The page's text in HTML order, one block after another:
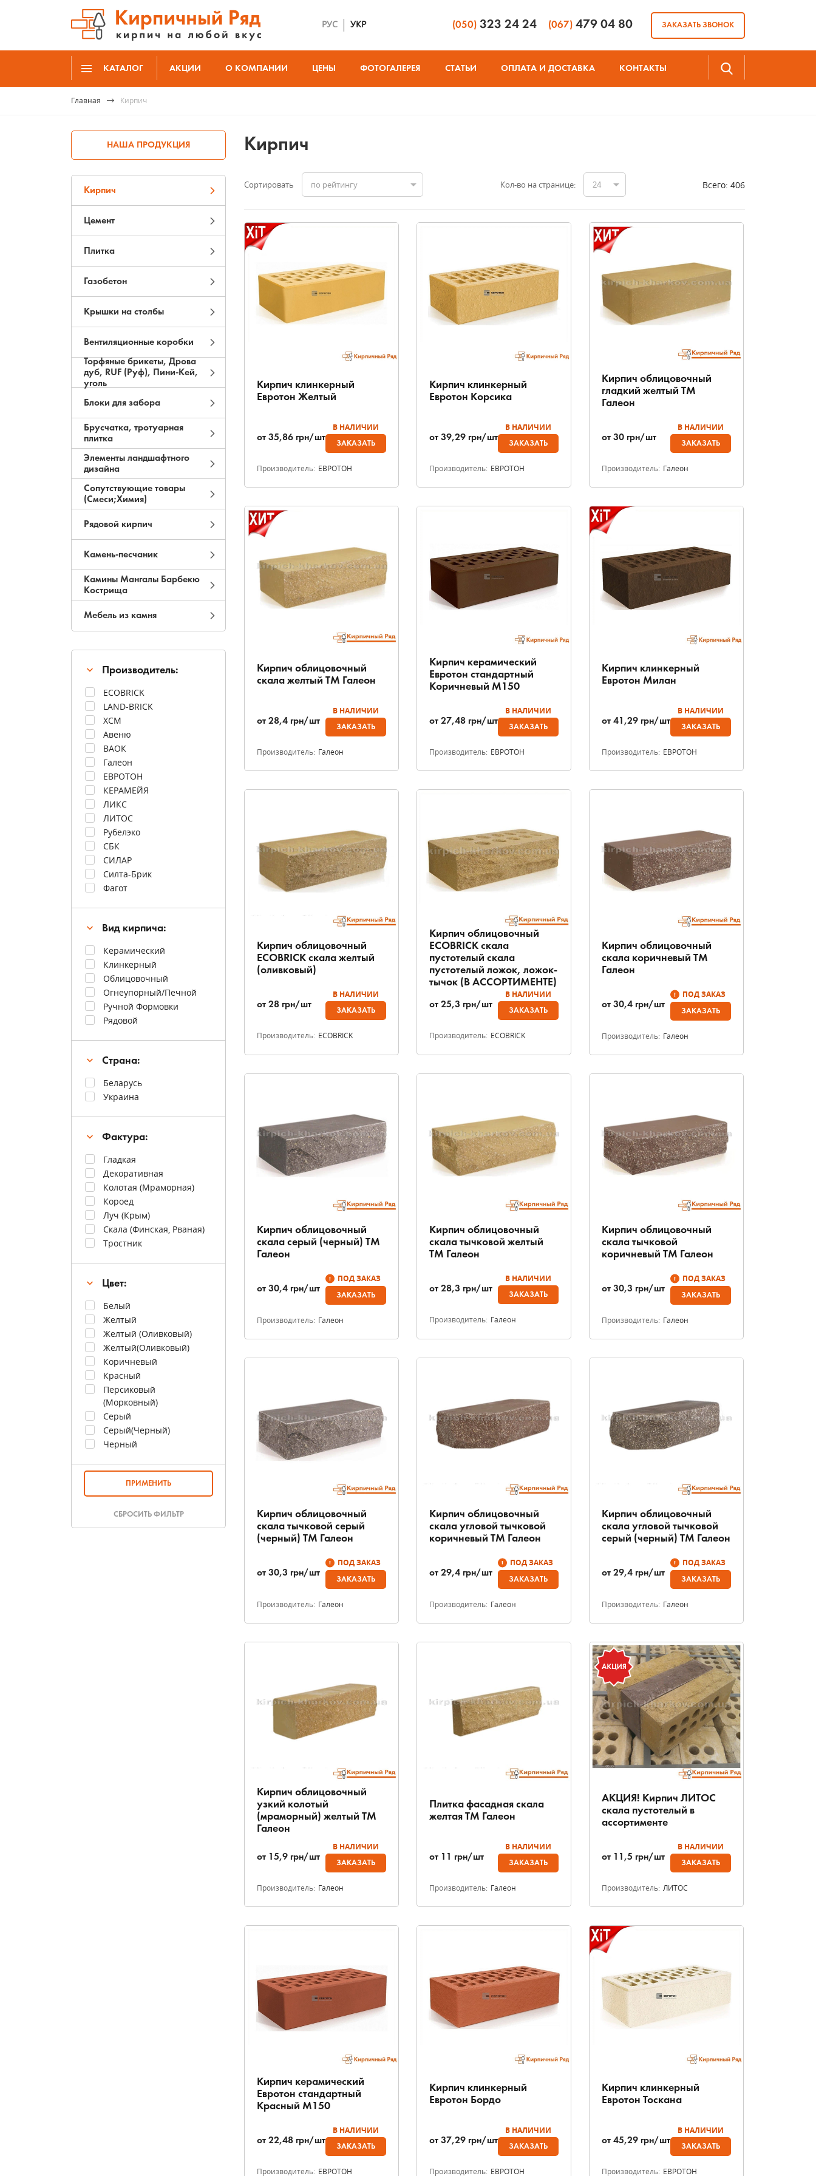
РУС УКР (050) 323 24 24 (067) 479 04 80 ЗАКАЗАТЬ ЗВОНОК
КАТАЛОГ АКЦИИ О КОМПАНИИ ЦЕНЫ ФОТОГАЛЕРЕЯ СТАТЬИ ОПЛАТА И ДОСТАВКА КОНТАКТЫ
Главная Кирпич
НАША ПРОДУКЦИЯ
Кирпич
Цемент
Плитка
Газобетон
Крышки на столбы
Вентиляционные коробки
Торфяные брикеты, Дрова
дуб, RUF (Руф), Пини-Кей,
уголь
Блоки для забора
Брусчатка, тротуарная
плитка
Элементы ландшафтного
дизайна
Сопутствующие товары
(Смеси;Химия)
Рядовой кирпич
Камень-песчаник
Камины Мангалы Барбекю
Кострища
Мебель из камня
Производитель:
ECOBRICK
LAND-BRICK
XCM
Авеню
ВАОК
Галеон
ЕВРОТОН
КЕРАМЕЙЯ
ЛИКС
ЛИТОС
Рубелэко
СБК
СИЛАР
Силта-Брик
Фагот
Вид кирпича:
Керамический
Клинкерный
Облицовочный
Огнеупорный/Печной
Ручной Формовки
Рядовой
Страна:
Беларусь
Украина
Фактура:
Гладкая
Декоративная
Колотая (мраморная)
Короед
Луч (крым)
Скала (финская, Рваная)
Тростник
Цвет:
Белый
Желтый
Желтый (оливковый)
Желтый(оливковый)
Коричневый
Красный
Персиковый
(морковный)
Серый
Серый(черный)
Черный
ПРИМЕНИТЬ
СБРОСИТЬ ФИЛЬТР
Кирпич
Сортировать по рейтингу Кол-во на странице: 24 Всего: 406
Кирпич клинкерный
Евротон Желтый
от 35,86 грн/шт
В НАЛИЧИИ
ЗАКАЗАТЬ
Производитель: ЕВРОТОН
Кирпич клинкерный
Евротон Корсика
от 39,29 грн/шт
В НАЛИЧИИ
ЗАКАЗАТЬ
Производитель: ЕВРОТОН
Кирпич облицовочный
гладкий желтый ТМ
Галеон
от 30 грн/шт
В НАЛИЧИИ
ЗАКАЗАТЬ
Производитель: Галеон
Кирпич облицовочный
скала желтый ТМ Галеон
от 28,4 грн/шт
В НАЛИЧИИ
ЗАКАЗАТЬ
Производитель: Галеон
Кирпич керамический
Евротон стандартный
Коричневый М150
от 27,48 грн/шт
В НАЛИЧИИ
ЗАКАЗАТЬ
Производитель: ЕВРОТОН
Кирпич клинкерный
Евротон Милан
от 41,29 грн/шт
В НАЛИЧИИ
ЗАКАЗАТЬ
Производитель: ЕВРОТОН
Кирпич облицовочный
ECOBRICK скала желтый
(оливковый)
от 28 грн/шт
В НАЛИЧИИ
ЗАКАЗАТЬ
Производитель: ECOBRICK
Кирпич облицовочный
ECOBRICK скала
пустотелый скала
пустотелый ложок, ложок-
тычок (В АССОРТИМЕНТЕ)
от 25,3 грн/шт
В НАЛИЧИИ
ЗАКАЗАТЬ
Производитель: ECOBRICK
Кирпич облицовочный
скала коричневый ТМ
Галеон
от 30,4 грн/шт
ПОД ЗАКАЗ
ЗАКАЗАТЬ
Производитель: Галеон
Кирпич облицовочный
скала серый (черный) ТМ
Галеон
от 30,4 грн/шт
ПОД ЗАКАЗ
ЗАКАЗАТЬ
Производитель: Галеон
Кирпич облицовочный
скала тычковой желтый
ТМ Галеон
от 28,3 грн/шт
В НАЛИЧИИ
ЗАКАЗАТЬ
Производитель: Галеон
Кирпич облицовочный
скала тычковой
коричневый ТМ Галеон
от 30,3 грн/шт
ПОД ЗАКАЗ
ЗАКАЗАТЬ
Производитель: Галеон
Кирпич облицовочный
скала тычковой серый
(черный) ТМ Галеон
от 30,3 грн/шт
ПОД ЗАКАЗ
ЗАКАЗАТЬ
Производитель: Галеон
Кирпич облицовочный
скала угловой тычковой
коричневый ТМ Галеон
от 29,4 грн/шт
ПОД ЗАКАЗ
ЗАКАЗАТЬ
Производитель: Галеон
Кирпич облицовочный
скала угловой тычковой
серый (черный) ТМ Галеон
от 29,4 грн/шт
ПОД ЗАКАЗ
ЗАКАЗАТЬ
Производитель: Галеон
Кирпич облицовочный
узкий колотый
(мраморный) желтый ТМ
Галеон
от 15,9 грн/шт
В НАЛИЧИИ
ЗАКАЗАТЬ
Производитель: Галеон
Плитка фасадная скала
желтая ТМ Галеон
от 11 грн/шт
В НАЛИЧИИ
ЗАКАЗАТЬ
Производитель: Галеон
АКЦИЯ! Кирпич ЛИТОС
скала пустотелый в
ассортименте
от 11,5 грн/шт
В НАЛИЧИИ
ЗАКАЗАТЬ
Производитель: ЛИТОС
Кирпич керамический
Евротон стандартный
Красный М150
от 22,48 грн/шт
В НАЛИЧИИ
ЗАКАЗАТЬ
Производитель: ЕВРОТОН
Кирпич клинкерный
Евротон Бордо
от 37,29 грн/шт
В НАЛИЧИИ
ЗАКАЗАТЬ
Производитель: ЕВРОТОН
Кирпич клинкерный
Евротон Тоскана
от 45,29 грн/шт
В НАЛИЧИИ
ЗАКАЗАТЬ
Производитель: ЕВРОТОН